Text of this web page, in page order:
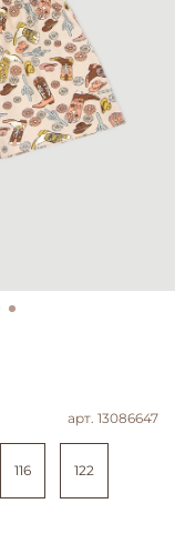
арт. 13086647
116 122